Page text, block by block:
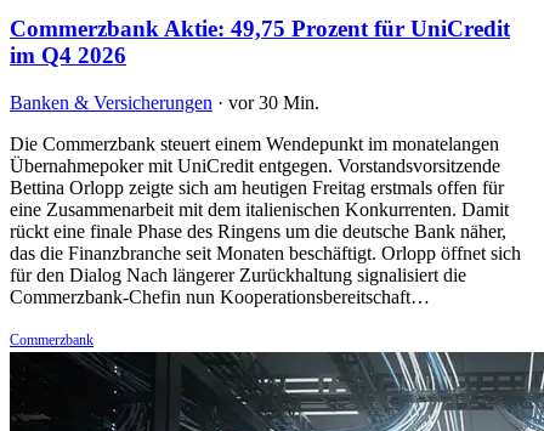
Commerzbank Aktie: 49,75 Prozent für UniCredit
im Q4 2026
Banken & Versicherungen · vor 30 Min.
Die Commerzbank steuert einem Wendepunkt im monatelangen
Übernahmepoker mit UniCredit entgegen. Vorstandsvorsitzende
Bettina Orlopp zeigte sich am heutigen Freitag erstmals offen für
eine Zusammenarbeit mit dem italienischen Konkurrenten. Damit
rückt eine finale Phase des Ringens um die deutsche Bank näher,
das die Finanzbranche seit Monaten beschäftigt. Orlopp öffnet sich
für den Dialog Nach längerer Zurückhaltung signalisiert die
Commerzbank-Chefin nun Kooperationsbereitschaft…
Commerzbank